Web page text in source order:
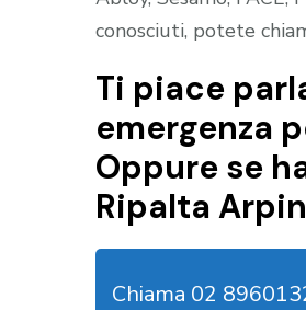
conosciuti, potete
Ti piace
emergenza
Oppure se
Ripalta
Chiama 02